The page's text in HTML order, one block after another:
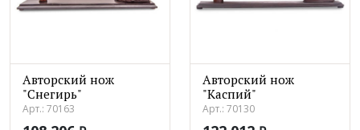
Авторский нож
"Снегирь"
Арт.: 70163
Авторский нож
"Каспий"
Арт.: 70130